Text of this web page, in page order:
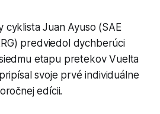
cyklista Juan Ayuso (SAE
predviedol dychberúci
etapu pretekov Vuelta
svoje prvé individuálne
edícii.